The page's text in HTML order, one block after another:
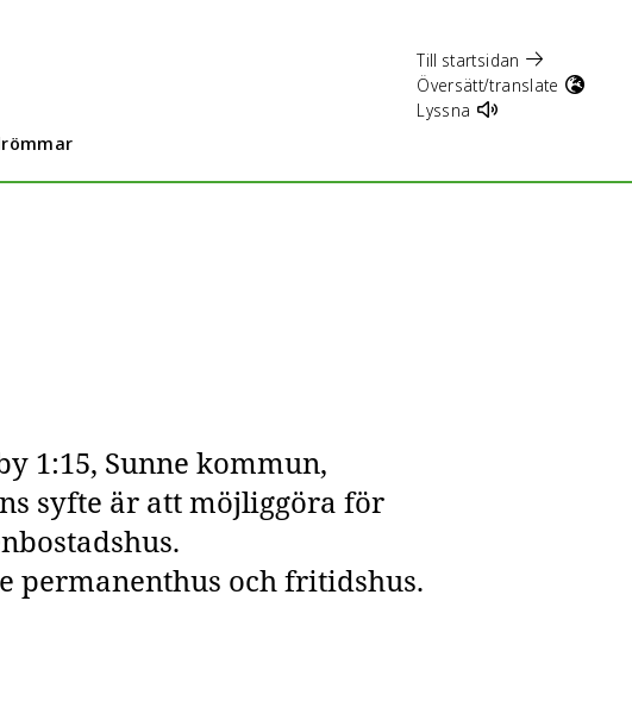
Till startsidan
Översätt/translate
Lyssna
1:15, Sunne kommun,
syfte är att möjliggöra för
permanenthus och fritidshus.